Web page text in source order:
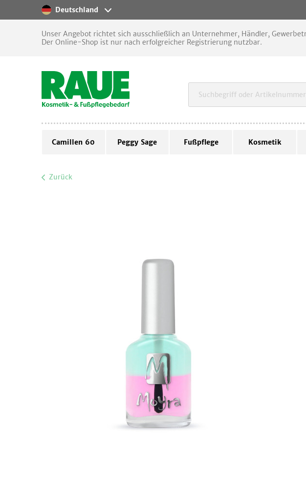
Deutschland
Unser Angebot richtet sich ausschließlich an Unternehmer, Händler,
Der Online-Shop ist nur nach erfolgreicher Registrierung nutzbar.
Camillen 60 Peggy Sage Fußpflege Kosmetik
Zurück